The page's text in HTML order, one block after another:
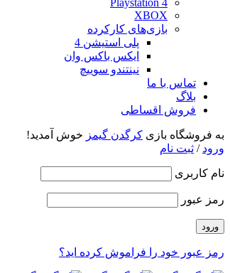
Playstation 4
XBOX
بازی‌های کارکرده
پلی استیشن 4
ایکس باکس وان
نینتندو سوییچ
تماس با ما
بلاگ
فروش اقساطی
به فروشگاه بازی کرگدن گیمز خوش آمدید!
ورود / ثبت نام
نام کاربری
رمز عبور
رمز عبور خود را فراموش کرده اید؟